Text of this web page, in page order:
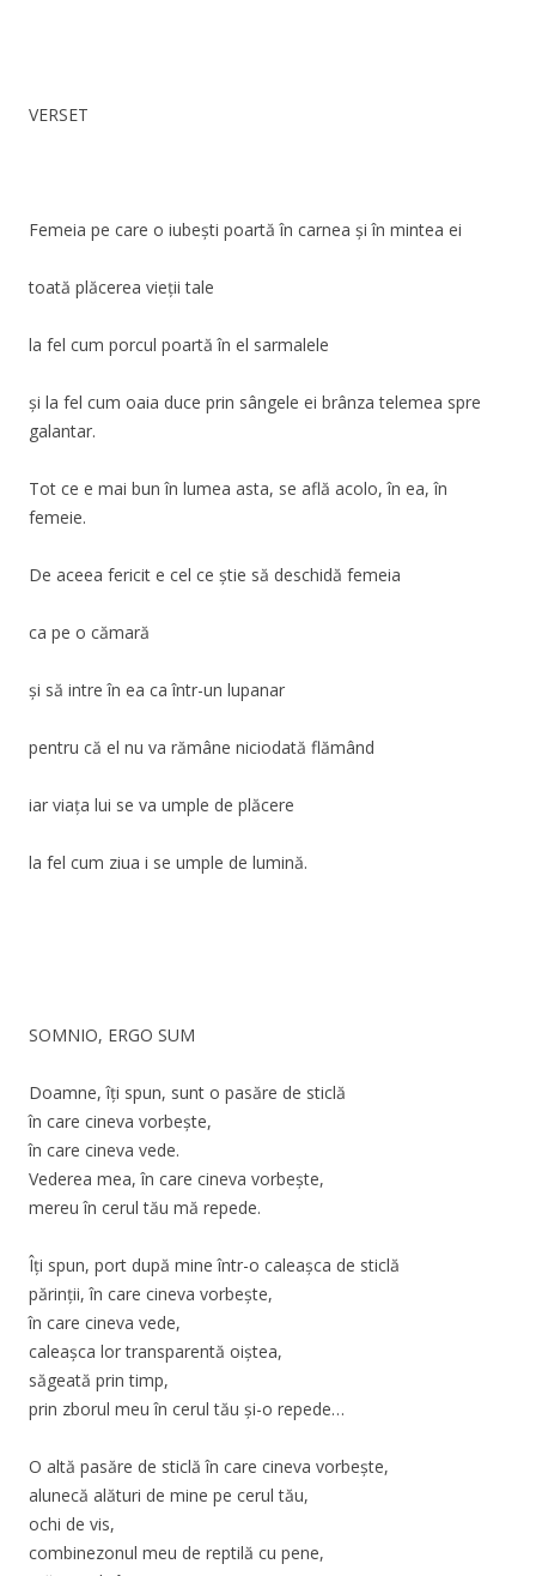
VERSET
Femeia pe care o iubești poartă în carnea și în mintea ei
toată plăcerea vieții tale
la fel cum porcul poartă în el sarmalele
și la fel cum oaia duce prin sângele ei brânza telemea spre
galantar.
Tot ce e mai bun în lumea asta, se află acolo, în ea, în
femeie.
De aceea fericit e cel ce știe să deschidă femeia
ca pe o cămară
și să intre în ea ca într-un lupanar
pentru că el nu va rămâne niciodată flămând
iar viața lui se va umple de plăcere
la fel cum ziua i se umple de lumină.
SOMNIO, ERGO SUM
Doamne, îţi spun, sunt o pasăre de sticlă
în care cineva vorbeşte,
în care cineva vede.
Vederea mea, în care cineva vorbeşte,
mereu în cerul tău mă repede.
Îţi spun, port după mine într-o caleaşca de sticlă
părinţii, în care cineva vorbeşte,
în care cineva vede,
caleaşca lor transparentă oiştea,
săgeată prin timp,
prin zborul meu în cerul tău şi-o repede…
O altă pasăre de sticlă în care cineva vorbeşte,
alunecă alături de mine pe cerul tău,
ochi de vis,
combinezonul meu de reptilă cu pene,